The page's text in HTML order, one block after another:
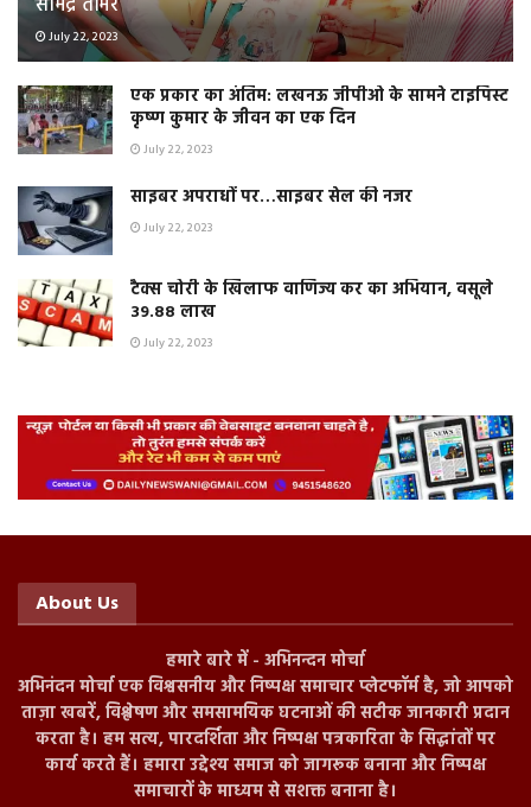
सोमेंद्र तोमर
July 22, 2023
एक प्रकार का अंतिम: लखनऊ जीपीओ के सामने टाइपिस्ट
कृष्ण कुमार के जीवन का एक दिन
July 22, 2023
साइबर अपराधों पर…साइबर सेल की नजर
July 22, 2023
टैक्स चोरी के खिलाफ वाणिज्य कर का अभियान, वसूले
39.88 लाख
July 22, 2023
About Us
हमारे बारे में - अभिनन्दन मोर्चा
अभिनंदन मोर्चा एक विश्वसनीय और निष्पक्ष समाचार प्लेटफॉर्म है, जो आपको
ताज़ा खबरें, विश्लेषण और समसामयिक घटनाओं की सटीक जानकारी प्रदान
करता है। हम सत्य, पारदर्शिता और निष्पक्ष पत्रकारिता के सिद्धांतों पर
कार्य करते हैं। हमारा उद्देश्य समाज को जागरूक बनाना और निष्पक्ष
समाचारों के माध्यम से सशक्त बनाना है।